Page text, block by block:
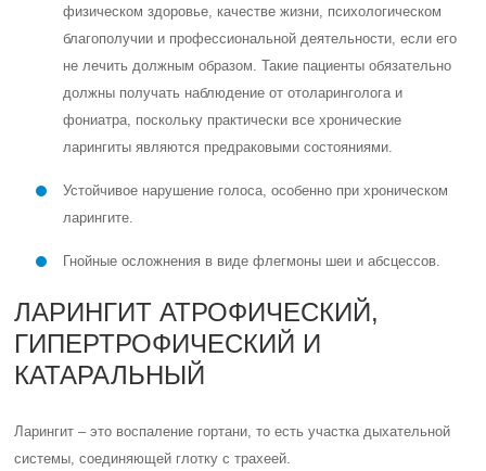
физическом здоровье, качестве жизни, психологическом
благополучии и профессиональной деятельности, если его
не лечить должным образом. Такие пациенты обязательно
должны получать наблюдение от отоларинголога и
фониатра, поскольку практически все хронические
ларингиты являются предраковыми состояниями.
Устойчивое нарушение голоса, особенно при хроническом
ларингите.
Гнойные осложнения в виде флегмоны шеи и абсцессов.
ЛАРИНГИТ АТРОФИЧЕСКИЙ,
ГИПЕРТРОФИЧЕСКИЙ И
КАТАРАЛЬНЫЙ
Ларингит – это воспаление гортани, то есть участка дыхательной
системы, соединяющей глотку с трахеей.